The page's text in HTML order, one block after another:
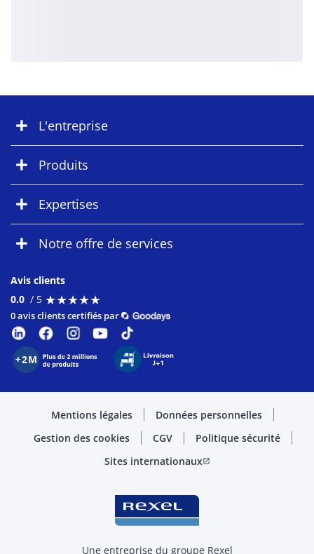
L'entreprise
Produits
Expertises
Notre offre de services
Avis clients
0.0 / 5 ★★★★★
★★★★★
0 avis clients certifiés par
Mentions légales
Données personnelles
Gestion des cookies
CGV
Politique sécurité
Sites internationauxopen_in_new
Une entreprise du groupe Rexel